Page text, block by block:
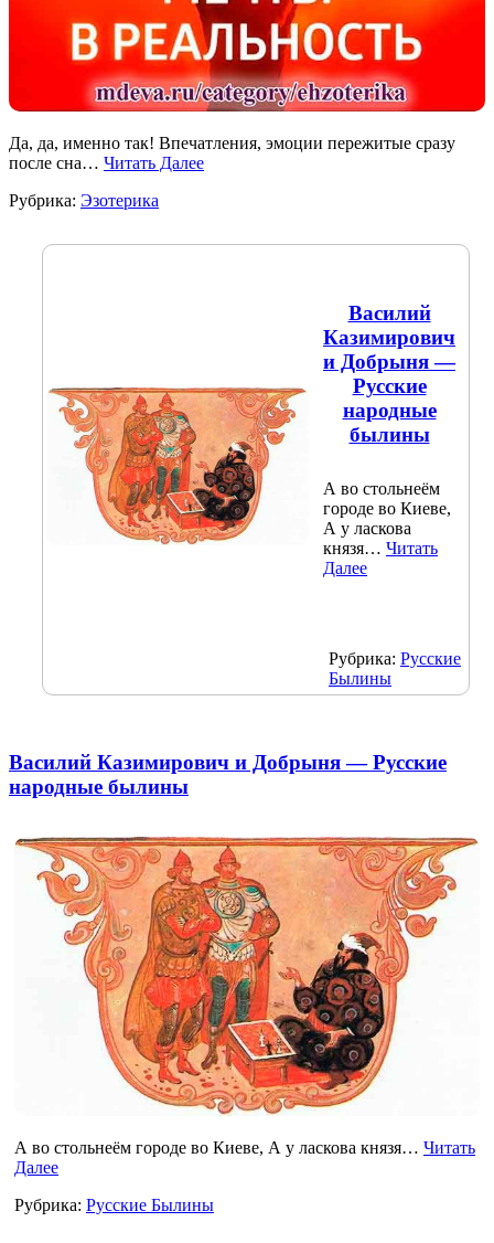
Да, да, именно так! Впечатления, эмоции пережитые сразу
после сна… Читать Далее
Рубрика: Эзотерика
Василий
Казимирович
и Добрыня —
Русские
народные
былины
А во стольнеём
городе во Киеве,
А у ласкова
князя… Читать
Далее
Рубрика: Русские
Былины
Василий Казимирович и Добрыня — Русские
народные былины
А во стольнеём городе во Киеве, А у ласкова князя… Читать
Далее
Рубрика: Русские Былины